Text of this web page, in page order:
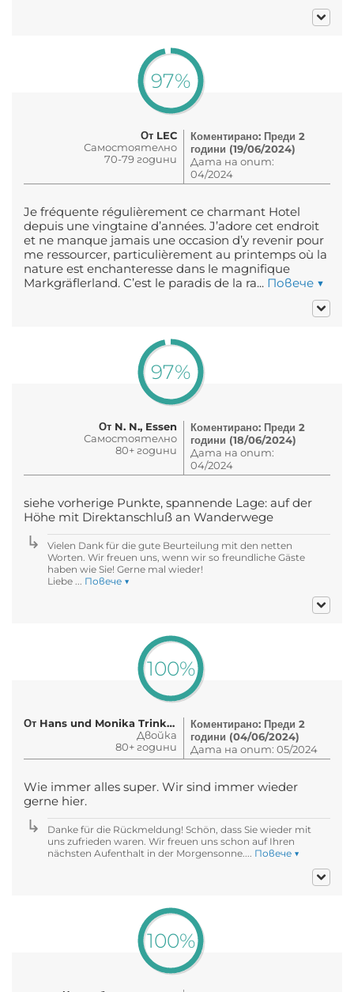
97%
От LEC
Самостоятелно
70-79 години
Коментирано: Преди 2
години (19/06/2024)
Дата на опит:
04/2024
Je fréquente régulièrement ce charmant Hotel
depuis une vingtaine d’années. J’adore cet endroit
et ne manque jamais une occasion d’y revenir pour
me ressourcer, particulièrement au printemps où la
nature est enchanteresse dans le magnifique
Markgräflerland. C’est le paradis de la ra... Повече ▼
97%
От N. N., Essen
Самостоятелно
80+ години
Коментирано: Преди 2
години (18/06/2024)
Дата на опит:
04/2024
siehe vorherige Punkte, spannende Lage: auf der
Höhe mit Direktanschluß an Wanderwege
Vielen Dank für die gute Beurteilung mit den netten
Worten. Wir freuen uns, wenn wir so freundliche Gäste
haben wie Sie! Gerne mal wieder!
Liebe ... Повече ▼
100%
От Hans und Monika Trinkner
Двойка
80+ години
Коментирано: Преди 2
години (04/06/2024)
Дата на опит: 05/2024
Wie immer alles super. Wir sind immer wieder
gerne hier.
Danke für die Rückmeldung! Schön, dass Sie wieder mit
uns zufrieden waren. Wir freuen uns schon auf Ihren
nächsten Aufenthalt in der Morgensonne.... Повече ▼
100%